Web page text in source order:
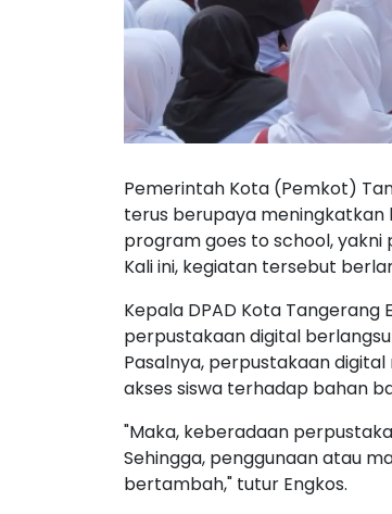
Pemerintah Kota (Pemkot)
terus berupaya meningkatkan
program goes to school, yakni
Kali ini, kegiatan tersebut
Kepala DPAD Kota Tangerang
perpustakaan digital
Pasalnya, perpustakaan
akses siswa terhadap bahan
"Maka, keberadaan
Sehingga, penggunaan atau
bertambah," tutur Engkos.